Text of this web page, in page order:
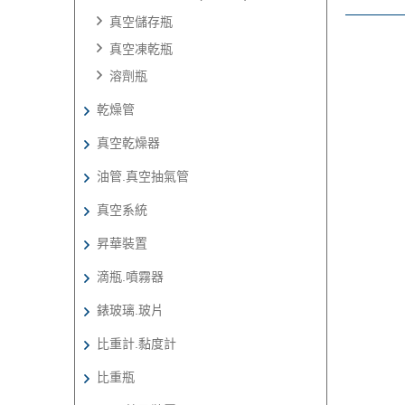
真空儲存瓶
真空凍乾瓶
溶劑瓶
乾燥管
真空乾燥器
油管.真空抽氣管
真空系統
昇華裝置
滴瓶.噴霧器
錶玻璃.玻片
比重計.黏度計
比重瓶